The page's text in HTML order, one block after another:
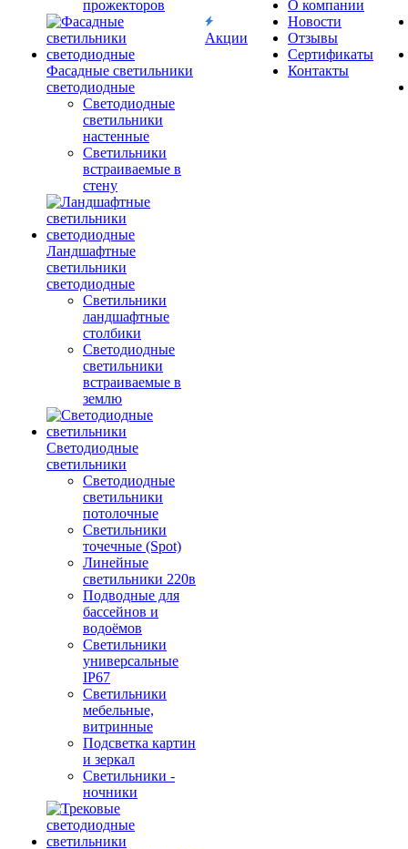
прожекторов
Фасадные светильники
светодиодные
Светодиодные
светильники
настенные
Светильники
встраиваемые в
стену
Ландшафтные
светильники
светодиодные
Светильники
ландшафтные
столбики
Светодиодные
светильники
встраиваемые в
землю
Светодиодные
светильники
Светодиодные
светильники
потолочные
Светильники
точечные (Spot)
Линейные
светильники 220в
Подводные для
бассейнов и
водоёмов
Светильники
универсальные
IP67
Светильники
мебельные,
витринные
Подсветка картин
и зеркал
Светильники -
ночники
Акции
О компании
Новости
Отзывы
Сертификаты
Контакты